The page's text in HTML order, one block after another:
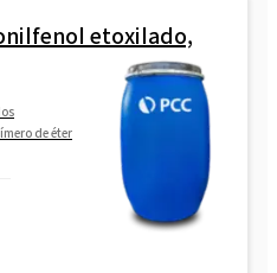
etoxilado,
de éter